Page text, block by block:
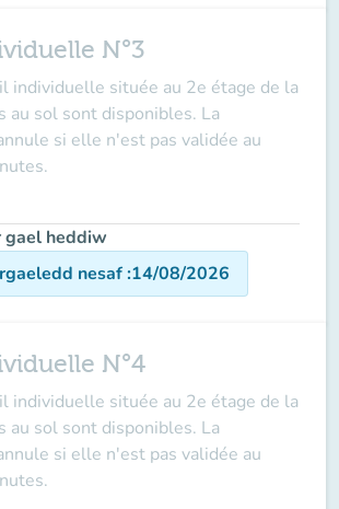
N°3
individuelle située au 2e étage de la
au sol sont disponibles. La
si elle n'est pas validée au
gael heddiw
nesaf:14/08/2026
N°4
individuelle située au 2e étage de la
au sol sont disponibles. La
si elle n'est pas validée au